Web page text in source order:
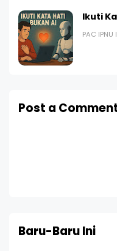
Ikuti
PAC IPNU
Post a
Baru-Baru Ini